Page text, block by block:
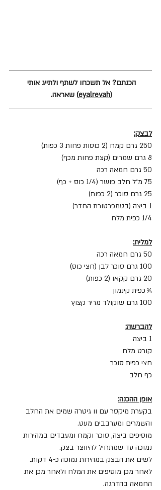
הכנתם? אל תשכחו לשתף ולתייג אותי
(
eyalrevah) שאראה.
לבצק:
250 גרם קמח (2 כוסות פחות 3 כפות)
8 גרם שמרים (קצת פחות מכף)
50 גרם חמאה רכה
75 מ״ל חלב פושר (1/4 כוס + כף)
25 גרם סוכר (2 כפות)
1 ביצה (בטמפרטורת החדר)
1/4 כפית מלח
למלית:
50 גרם חמאה רכה
100 גרם סוכר לבן (חצי כוס)
20 גרם קקאו (2 כפות)
¼ כפית קינמון
100 גרם שוקולד מריר קצוץ
להברשה:
1 ביצה
קורט מלח
חצי כפית סוכר
כף חלב
אופן ההכנה:
בקערת מיקסר עם וו גיטרה שמים את החלב
והשמרים ומערבבים מעט.
מוסיפים ביצה, סוכר וקמח ומעבדים במהירות
נמוכה עד שמתחיל להיווצר בצק.
לשים את הבצק במהירות נמוכה כ-4 דקות.
לאחר מכן מוסיפים את המלח ולאחר מכן את
החמאה בהדרגה.